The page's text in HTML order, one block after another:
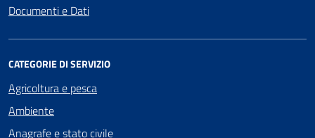
Documenti e Dati
CATEGORIE DI SERVIZIO
Agricoltura e pesca
Ambiente
Anagrafe e stato civile